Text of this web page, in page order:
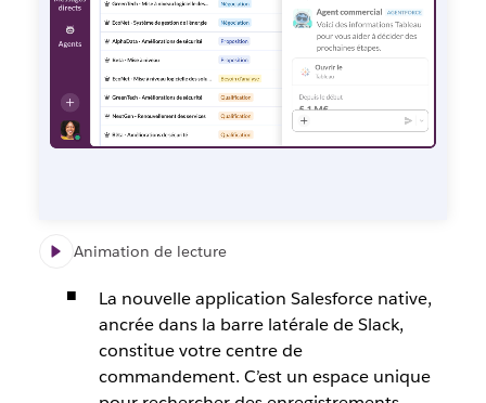
Animation de lecture
La nouvelleapplication Salesforce native,
ancrée dans la barre latérale de Slack,
constitue votre centre de
commandement. C’est un espace unique